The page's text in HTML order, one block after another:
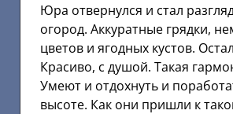
Юра отвернулся и стал
огород. Аккуратные грядки,
цветов и ягодных кустов.
Красиво, с душой. Такая
Умеют и отдохнуть и
высоте. Как они пришли к